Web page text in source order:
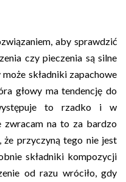
aby sprawdzić
czy pieczenia są silne
składniki zapachowe
głowy ma tendencję do
to rzadko i w
zwracam na to za bardzo
że przyczyną tego nie jest
składniki kompozycji
od razu wróciło, gdy